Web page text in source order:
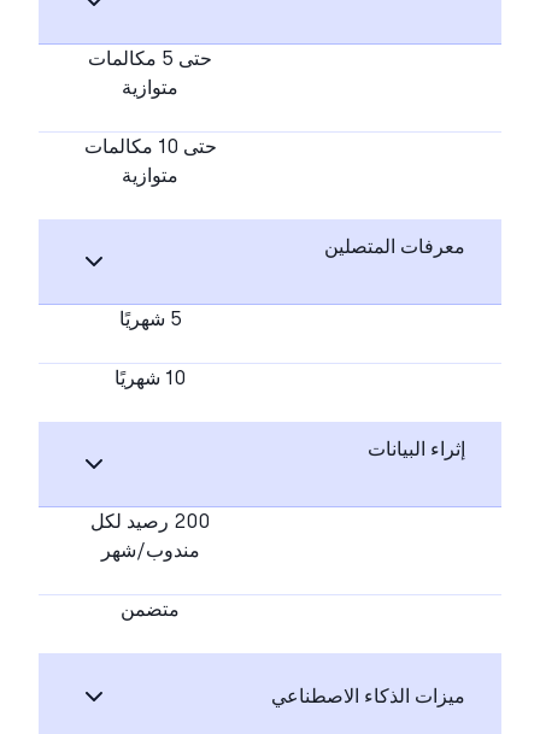
حتى 5 مكالمات
متوازية
حتى 10 مكالمات
متوازية
معرفات المتصلين
إثراء البيانات
200 رصيد لكل
مندوب/شهر
متضمن
ميزات الذكاء الاصطناعي